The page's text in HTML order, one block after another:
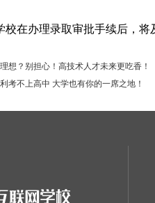
校在办理录取审批手续后，将
想？别担心！高技术人才未来更吃香！
考不上高中 大学也有你的一席之地！